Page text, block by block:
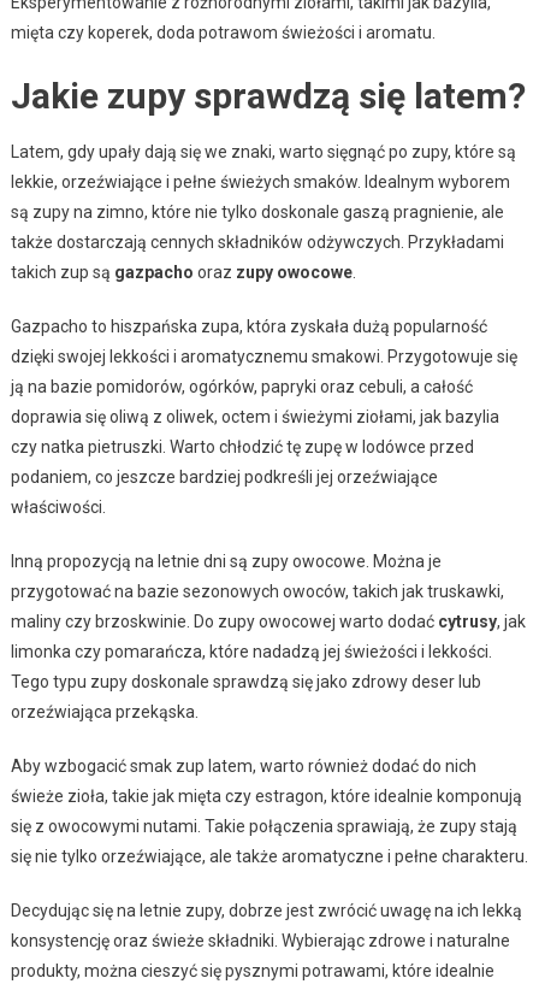
mięta czy koperek, doda potrawom świeżości i aromatu.
Jakie zupy sprawdzą się latem?
Latem, gdy upały dają się we znaki, warto sięgnąć po zupy, które są
lekkie, orzeźwiające i pełne świeżych smaków. Idealnym wyborem
są zupy na zimno, które nie tylko doskonale gaszą pragnienie, ale
także dostarczają cennych składników odżywczych. Przykładami
takich zup są gazpacho oraz zupy owocowe.
Gazpacho to hiszpańska zupa, która zyskała dużą popularność
dzięki swojej lekkości i aromatycznemu smakowi. Przygotowuje się
ją na bazie pomidorów, ogórków, papryki oraz cebuli, a całość
doprawia się oliwą z oliwek, octem i świeżymi ziołami, jak bazylia
czy natka pietruszki. Warto chłodzić tę zupę w lodówce przed
podaniem, co jeszcze bardziej podkreśli jej orzeźwiające
właściwości.
Inną propozycją na letnie dni są zupy owocowe. Można je
przygotować na bazie sezonowych owoców, takich jak truskawki,
maliny czy brzoskwinie. Do zupy owocowej warto dodać cytrusy, jak
limonka czy pomarańcza, które nadadzą jej świeżości i lekkości.
Tego typu zupy doskonale sprawdzą się jako zdrowy deser lub
orzeźwiająca przekąska.
Aby wzbogacić smak zup latem, warto również dodać do nich
świeże zioła, takie jak mięta czy estragon, które idealnie komponują
się z owocowymi nutami. Takie połączenia sprawiają, że zupy stają
się nie tylko orzeźwiające, ale także aromatyczne i pełne charakteru.
Decydując się na letnie zupy, dobrze jest zwrócić uwagę na ich lekką
konsystencję oraz świeże składniki. Wybierając zdrowe i naturalne
produkty, można cieszyć się pysznymi potrawami, które idealnie